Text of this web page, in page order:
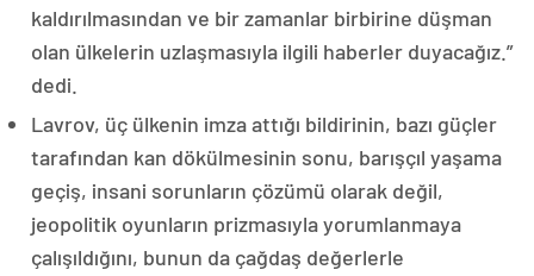
kaldırılmasından ve bir zamanlar birbirine düşman
olan ülkelerin uzlaşmasıyla ilgili haberler duyacağız.”
dedi.
Lavrov, üç ülkenin imza attığı bildirinin, bazı güçler
tarafından kan dökülmesinin sonu, barışçıl yaşama
geçiş, insani sorunların çözümü olarak değil,
jeopolitik oyunların prizmasıyla yorumlanmaya
çalışıldığını, bunun da çağdaş değerlerle